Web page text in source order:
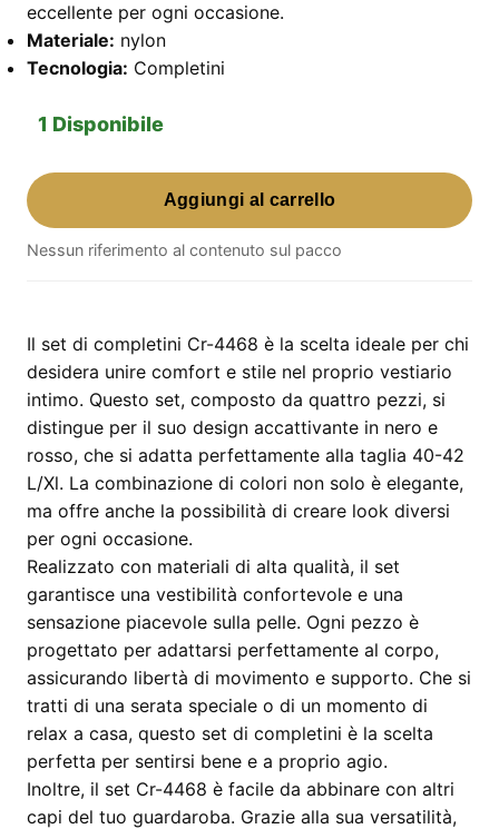
eccellente per ogni occasione.
Materiale: nylon
Tecnologia: Completini
1 Disponibile
Cr-
4468
4Pcs
Set
Red
-
Taglia
40-
42
L/Xl
quantità
Aggiungi al carrello
Nessun riferimento al contenuto sul pacco
Il set di completini Cr-4468 è la scelta ideale per chi
desidera unire comfort e stile nel proprio vestiario
intimo. Questo set, composto da quattro pezzi, si
distingue per il suo design accattivante in nero e
rosso, che si adatta perfettamente alla taglia 40-42
L/Xl. La combinazione di colori non solo è elegante,
ma offre anche la possibilità di creare look diversi
per ogni occasione.
Realizzato con materiali di alta qualità, il set
garantisce una vestibilità confortevole e una
sensazione piacevole sulla pelle. Ogni pezzo è
progettato per adattarsi perfettamente al corpo,
assicurando libertà di movimento e supporto. Che si
tratti di una serata speciale o di un momento di
relax a casa, questo set di completini è la scelta
perfetta per sentirsi bene e a proprio agio.
Inoltre, il set Cr-4468 è facile da abbinare con altri
capi del tuo guardaroba. Grazie alla sua versatilità,